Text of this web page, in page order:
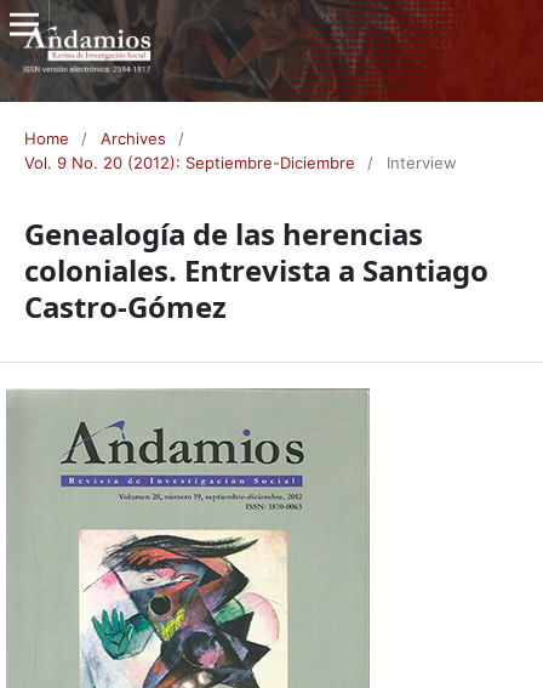
Home / Archives
/
Vol. 9 No. 20 (2012): Septiembre-Diciembre
/ Interview
Genealogía de las herencias
coloniales. Entrevista a Santiago
Castro-Gómez